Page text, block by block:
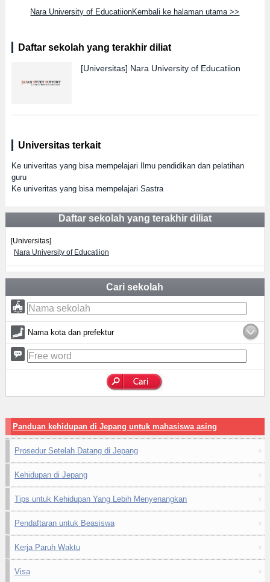
Nara University of EducatiionKembali ke halaman utama >>
Daftar sekolah yang terakhir diliat
[Universitas] Nara University of Educatiion
Universitas terkait
Ke univeritas yang bisa mempelajari Ilmu pendidikan dan pelatihan
guru
Ke univeritas yang bisa mempelajari Sastra
Daftar sekolah yang terakhir diliat
[Universitas]
Nara University of Educatiion
Cari sekolah
Nama kota dan prefektur
Panduan kehidupan di Jepang untuk mahasiswa asing
Prosedur Setelah Datang di Jepang
Kehidupan di Jepang
Tips untuk Kehidupan Yang Lebih Menyenangkan
Pendaftaran untuk Beasiswa
Kerja Paruh Waktu
Visa